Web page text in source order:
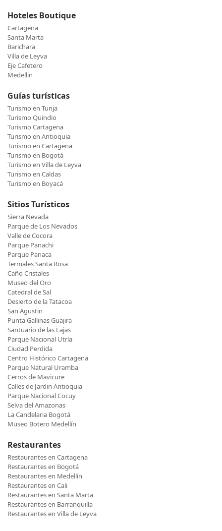
Hoteles Boutique
Cartagena
Santa Marta
Barichara
Villa de Leyva
Eje Cafetero
Medellin
Guías turísticas
Turismo en Tunja
Turismo Quindio
Turismo Cartagena
Turismo en Antioquia
Turismo en Cartagena
Turismo en Bogotá
Turismo en Villa de Leyva
Turismo en Caldas
Turismo en Boyacá
Sitios Turísticos
Sierra Nevada
Parque de Los Nevados
Valle de Cocora
Parque Panachi
Parque Panaca
Termales Santa Rosa
Caño Cristales
Museo del Oro
Catedral de Sal
Desierto de la Tatacoa
San Agustin
Punta Gallinas Guajira
Santuario de las Lajas
Parque Nacional Utría
Ciudad Perdida
Centro Histórico Cartagena
Parque Natural Uramba
Cerros de Mavicure
Calles de Jardin Antioquia
Parque Nacional Cocuy
Selva del Amazonas
La Candelaria Bogotá
Museo Botero Medellín
Restaurantes
Restaurantes en Cartagena
Restaurantes en Bogotá
Restaurantes en Medellín
Restaurantes en Cali
Restaurantes en Santa Marta
Restaurantes en Barranquilla
Restaurantes en Villa de Leyva